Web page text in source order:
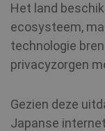
Het land
ecosysteem,
technologie
privacyzorgen
Gezien deze
Japanse